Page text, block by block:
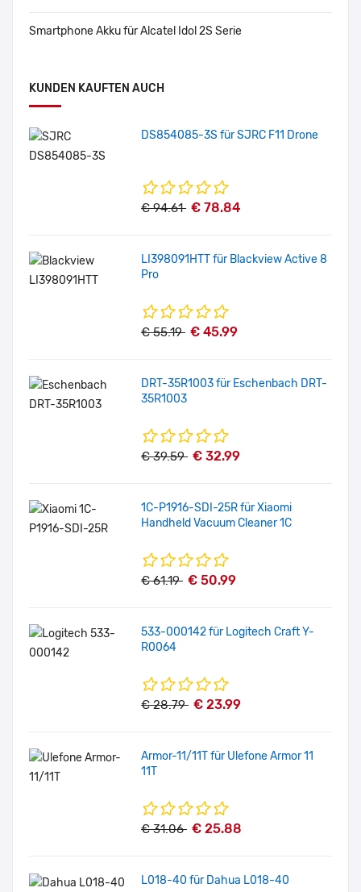
Smartphone Akku für Alcatel Idol 2S Serie
KUNDEN KAUFTEN AUCH
DS854085-3S für SJRC F11 Drone
€ 94.61 € 78.84
LI398091HTT für Blackview Active 8
Pro
€ 55.19 € 45.99
DRT-35R1003 für Eschenbach DRT-
35R1003
€ 39.59 € 32.99
1C-P1916-SDI-25R für Xiaomi
Handheld Vacuum Cleaner 1C
€ 61.19 € 50.99
533-000142 für Logitech Craft Y-
R0064
€ 28.79 € 23.99
Armor-11/11T für Ulefone Armor 11
11T
€ 31.06 € 25.88
L018-40 für Dahua L018-40